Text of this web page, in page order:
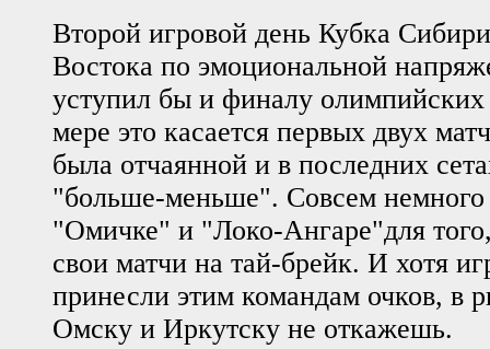
Второй игровой день Кубка
Востока по эмоциональной
уступил бы и финалу
мере это касается первых двух
была отчаянной и в последних
"больше-меньше". Совсем немного
"Омичке" и "Локо-Ангаре"для
свои матчи на тай-брейк. И хотя
принесли этим командам очков, в
Омску и Иркутску не откажешь.